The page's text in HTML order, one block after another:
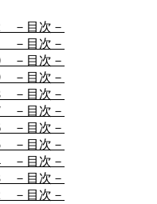
－目次－
－目次－
－目次－
－目次－
－目次－
－目次－
－目次－
－目次－
－目次－
－目次－
－目次－